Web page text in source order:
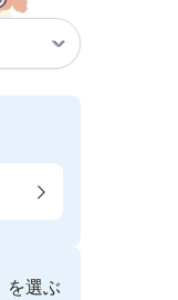
を選ぶ